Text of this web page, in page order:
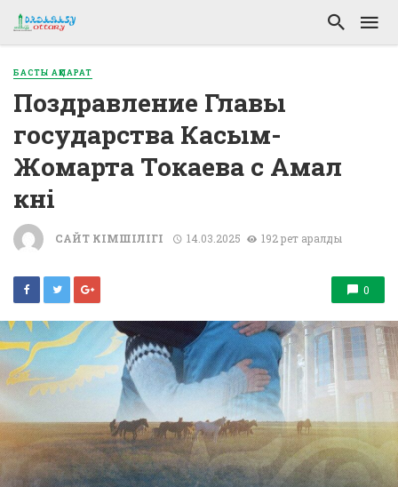
БАСТЫ АҚПАРАТ
Поздравление Главы
государства Касым-
Жомарта Токаева с Амал
күні
САЙТ ӘКІМШІЛІГІ 14.03.2025 192 рет қаралды
0